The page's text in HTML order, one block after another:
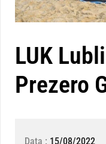
LUK
Prezero
Data : 15/08/2022